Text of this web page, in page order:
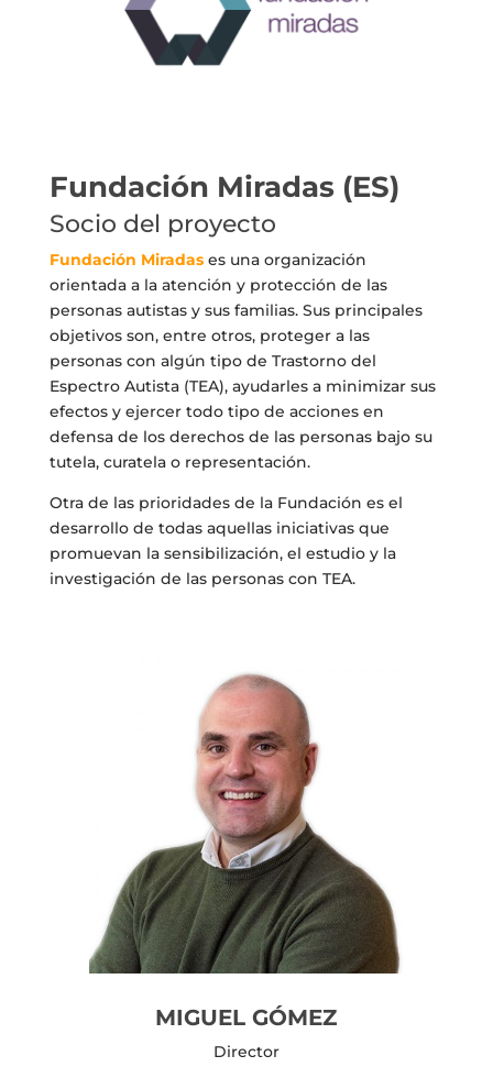
Fundación Miradas (ES)
Socio del proyecto
Fundación Miradases una organización
orientada a la atención y protección de las
personas autistas y sus familias. Sus principales
objetivos son, entre otros, proteger a las
personas con algún tipo de Trastorno del
Espectro Autista (TEA), ayudarles a minimizar sus
efectos y ejercer todo tipo de acciones en
defensa de los derechos de las personas bajo su
tutela, curatela o representación.
Otra de las prioridades de la Fundación es el
desarrollo de todas aquellas iniciativas que
promuevan la sensibilización, el estudio y la
investigación de las personas con TEA.
MIGUEL GÓMEZ
Director